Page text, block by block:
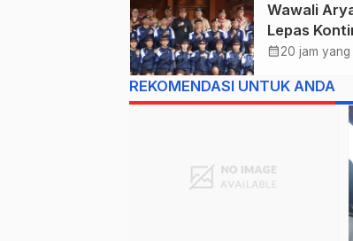
Kejurnas
Wawali
Lepas
Kwarcab
Nasional XII
calendar_month20 jam yang
REKOMENDASI UNTUK ANDA